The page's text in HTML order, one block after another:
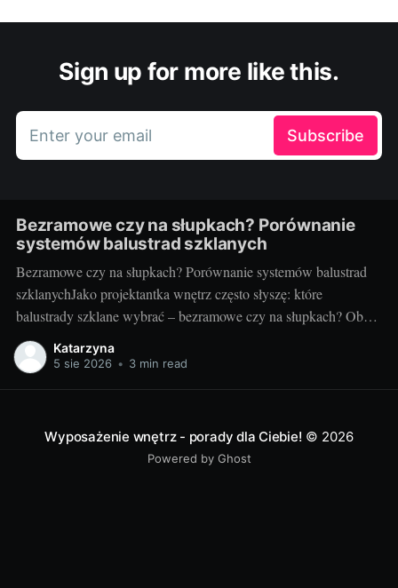
Sign up for more like this.
Enter your email Subscribe
Bezramowe czy na słupkach? Porównanie
systemów balustrad szklanych
Bezramowe czy na słupkach? Porównanie systemów balustrad
szklanychJako projektantka wnętrz często słyszę: które
balustrady szklane wybrać – bezramowe czy na słupkach? Oba
systemy potrafią wyglądać zjawiskowo i podnieść wartość
nieruchomości, ale różnią się konstrukcją, montażem i
Katarzyna
5 sie 2026 • 3 min read
Wyposażenie wnętrz - porady dla Ciebie! © 2026
Powered by Ghost